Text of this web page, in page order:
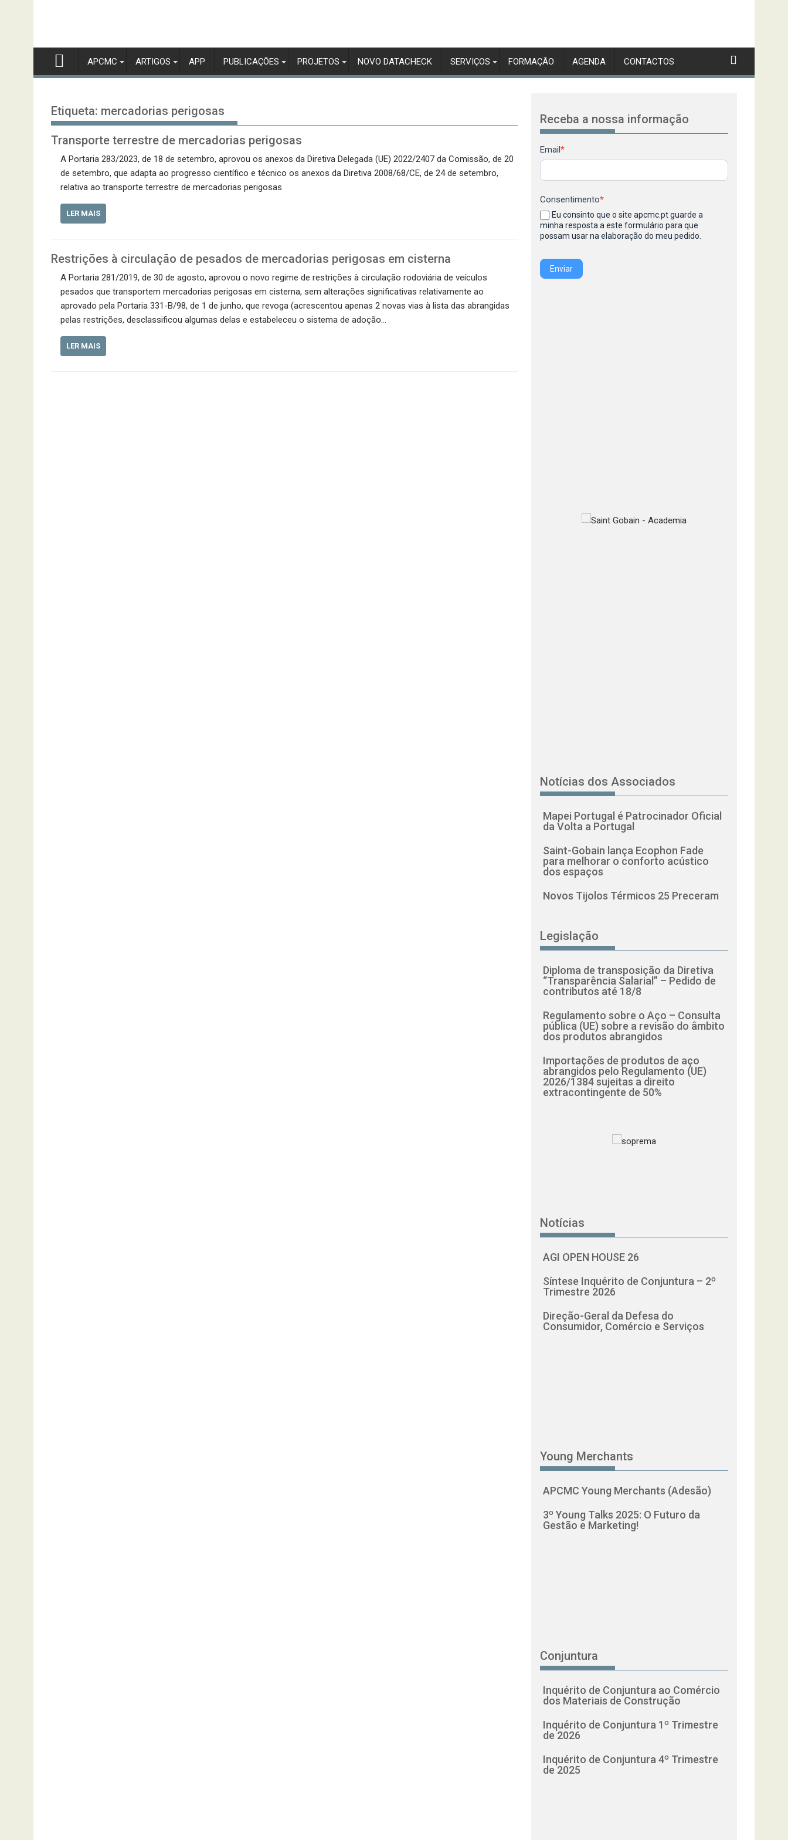
APCMC ARTIGOS APP PUBLICAÇÕES PROJETOS NOVO DATACHECK SERVIÇOS FORMAÇÃO AGENDA CONTACTOS
Etiqueta: mercadorias perigosas
Transporte terrestre de mercadorias perigosas
A Portaria 283/2023, de 18 de setembro, aprovou os anexos da Diretiva Delegada (UE) 2022/2407 da Comissão, de 20
de setembro, que adapta ao progresso científico e técnico os anexos da Diretiva 2008/68/CE, de 24 de setembro,
relativa ao transporte terrestre de mercadorias perigosas
LER MAIS
Restrições à circulação de pesados de mercadorias perigosas em cisterna
A Portaria 281/2019, de 30 de agosto, aprovou o novo regime de restrições à circulação rodoviária de veículos
pesados que transportem mercadorias perigosas em cisterna, sem alterações significativas relativamente ao
aprovado pela Portaria 331-B/98, de 1 de junho, que revoga (acrescentou apenas 2 novas vias à lista das abrangidas
pelas restrições, desclassificou algumas delas e estabeleceu o sistema de adoção…
LER MAIS
Receba a nossa informação
Newsletter
Email*
Consentimento*
Eu consinto que o site apcmc.pt guarde a
minha resposta a este formulário para que
possam usar na elaboração do meu pedido.
Enviar
Notícias dos Associados
Mapei Portugal é Patrocinador Oficial
da Volta a Portugal
Saint-Gobain lança Ecophon Fade
para melhorar o conforto acústico
dos espaços
Novos Tijolos Térmicos 25 Preceram
Legislação
Diploma de transposição da Diretiva
“Transparência Salarial” – Pedido de
contributos até 18/8
Regulamento sobre o Aço – Consulta
pública (UE) sobre a revisão do âmbito
dos produtos abrangidos
Importações de produtos de aço
abrangidos pelo Regulamento (UE)
2026/1384 sujeitas a direito
extracontingente de 50%
Notícias
AGI OPEN HOUSE 26
Síntese Inquérito de Conjuntura – 2º
Trimestre 2026
Direção-Geral da Defesa do
Consumidor, Comércio e Serviços
Young Merchants
APCMC Young Merchants (Adesão)
3º Young Talks 2025: O Futuro da
Gestão e Marketing!
Conjuntura
Inquérito de Conjuntura ao Comércio
dos Materiais de Construção
Inquérito de Conjuntura 1º Trimestre
de 2026
Inquérito de Conjuntura 4º Trimestre
de 2025